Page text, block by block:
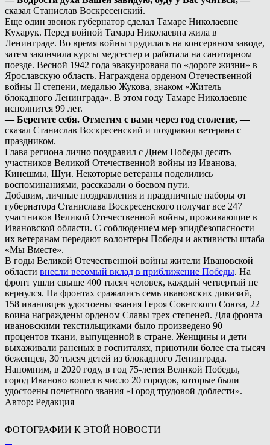
сказал Станислав Воскресенский.
Еще один звонок губернатор сделал Тамаре Николаевне
Кухарук. Перед войной Тамара Николаевна жила в
Ленинграде. Во время войны трудилась на консервном заводе,
затем закончила курсы медсестер и работала на санитарном
поезде. Весной 1942 года эвакуирована по «дороге жизни» в
Ярославскую область. Награждена орденом Отечественной
войны II степени, медалью Жукова, знаком «Житель
блокадного Ленинграда». В этом году Тамаре Николаевне
исполнится 99 лет.
— Берегите себя. Отметим с вами через год столетие, —
сказал Станислав Воскресенский и поздравил ветерана с
праздником.
Глава региона лично поздравил с Днем Победы десять
участников Великой Отечественной войны из Иванова,
Кинешмы, Шуи. Некоторые ветераны поделились
воспоминаниями, рассказали о боевом пути.
Добавим, личные поздравления и праздничные наборы от
губернатора Станислава Воскресенского получат все 247
участников Великой Отечественной войны, проживающие в
Ивановской области. С соблюдением мер эпидбезопасности
их ветеранам передают волонтеры Победы и активисты штаба
«Мы Вместе».
В годы Великой Отечественной войны жители Ивановской
области внесли весомый вклад в приближение Победы. На
фронт ушли свыше 400 тысяч человек, каждый четвертый не
вернулся. На фронтах сражались семь ивановских дивизий,
158 ивановцев удостоены звания Героя Советского Союза, 22
воина награждены орденом Славы трех степеней. Для фронта
ивановскими текстильщиками было произведено 90
процентов ткани, выпущенной в стране. Женщины и дети
выхаживали раненых в госпиталях, приютили более ста тысяч
беженцев, 30 тысяч детей из блокадного Ленинграда.
Напомним, в 2020 году, в год 75-летия Великой Победы,
город Иваново вошел в число 20 городов, которые были
удостоены почетного звания «Город трудовой доблести».
Автор: Редакция
ФОТОГРАФИИ К ЭТОЙ НОВОСТИ